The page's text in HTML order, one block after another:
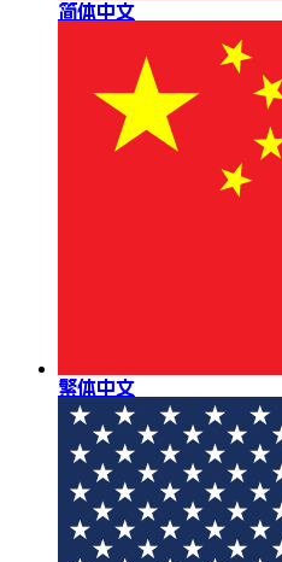
简体中文
繁体中文